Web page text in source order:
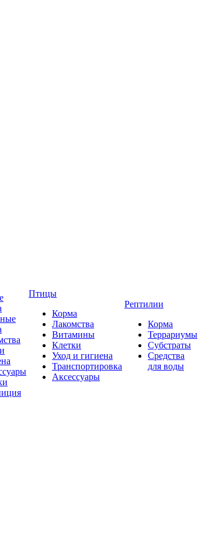
Птицы
Корма
Лакомства
Витамины
Клетки
Уход и гигиена
Транспортировка
Аксессуары
Рептилии
Корма
Террариумы
Субстраты
Средства
для воды